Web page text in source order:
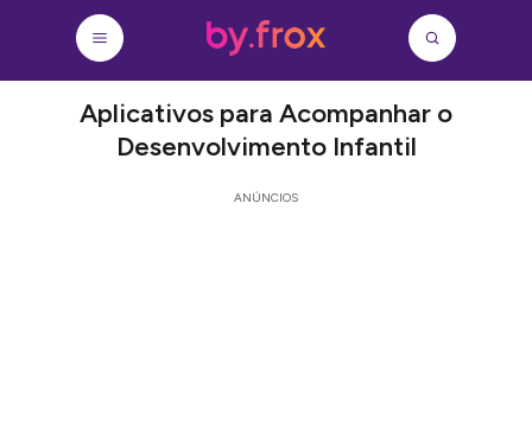
Aplicativos para Acompanhar o
Desenvolvimento Infantil
ANÚNCIOS